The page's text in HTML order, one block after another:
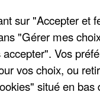
des jeunes
117
les finales
sur "Accepter et
"Gérer mes
Vos
vos choix, ou
situé en bas